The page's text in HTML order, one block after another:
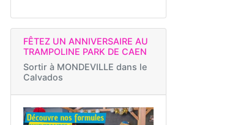
FÊTEZ UN ANNIVERSAIRE AU
TRAMPOLINE PARK DE CAEN
Sortir à MONDEVILLE dans le
Calvados